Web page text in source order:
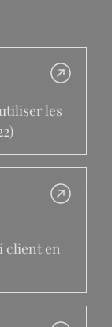
les
client en